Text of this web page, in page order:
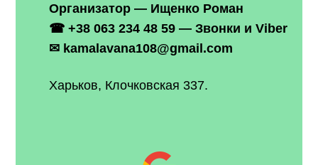
Организатор — Ищенко Роман
☎ +38 063 234 48 59— Звонки и Viber
✉ kamalavana108@gmail.com
Харьков, Клочковская 337.